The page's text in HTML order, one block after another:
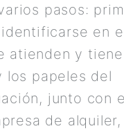
pasos:
en
atienden y
papeles del
junto con
de alquiler,